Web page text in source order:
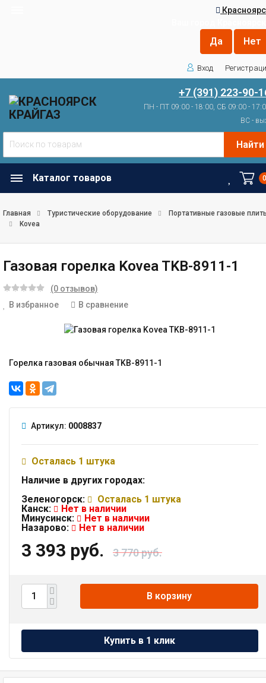
Вход
+7 (391) 223-90-
ПН - ПТ 09:00 - 18:00, СБ 09:00 -
ВС -
Найти
Каталог товаров
Главная Туристические оборудование
Портативные газовые
Kovea
Газовая горелка Kovea TKB-8911-1
(0 отзывов)
В избранное
В сравнение
Горелка газовая обычная TKB-8911-1
Артикул: 0008837
Осталась 1 штука
Наличие в других городах:
Зеленогорск:
Осталась 1 штука
Канск:
Нет в наличии
Минусинск:
Нет в наличии
Назарово:
Нет в наличии
3 393 руб. 3 770 руб.
В корзину